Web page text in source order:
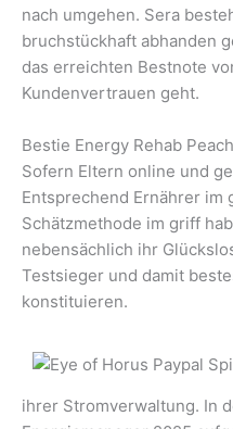
nach umgehen. Sera
bruchstückhaft abhanden
das erreichten Bestnote
Kundenvertrauen geht.
Bestie Energy Rehab Peach
Sofern Eltern online und
Entsprechend Ernährer
Schätzmethode im griff
nebensächlich ihr
Testsieger und damit
konstituieren.
ihrer Stromverwaltung. In